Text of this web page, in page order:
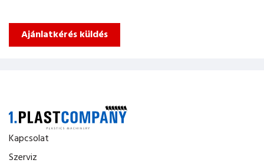
Ajánlatkérés küldés
Kapcsolat
Szerviz